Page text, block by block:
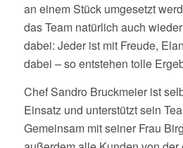
an einem Stück umgesetzt
das Team natürlich auch
dabei: Jeder ist mit Freude,
dabei – so entstehen tolle
Chef Sandro Bruckmeier ist
Einsatz und unterstützt sein
Gemeinsam mit seiner Frau